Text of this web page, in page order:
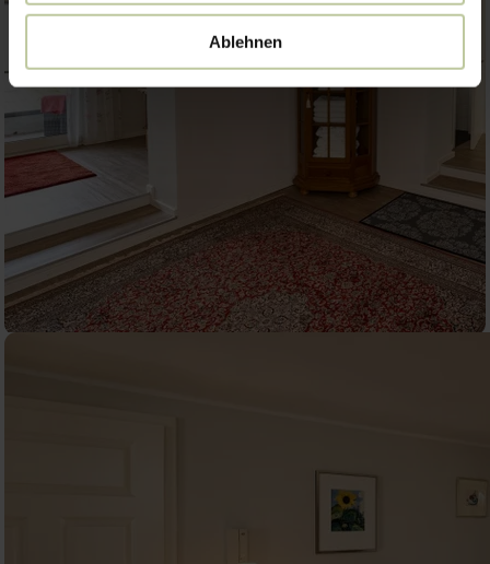
Ablehnen